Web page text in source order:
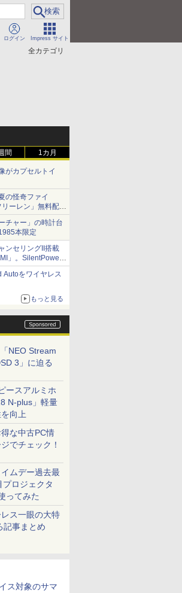
ログイン Impress サイト
全カテゴリ
間 1カ月
がカプセルトイ
の怪奇ファイ
ーレン」無料配信
チャー」の時計台
本限定
ンセリングII搭載
」。SilentPower
Autoをワイヤレス
もっと見る
NEO Stream
3」に迫る
ースアルミホ
N-plus」軽量
向上
な中古PC情
でチェック！
ムデー過去最
ロジェクタ
ってみた
ス一眼の大特
記事まとめ
ス対象のサマ